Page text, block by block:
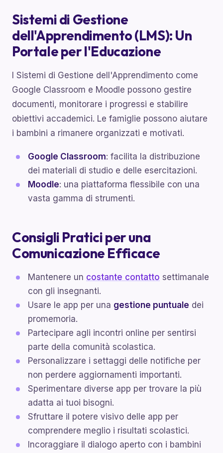
Sistemi di Gestione
dell'Apprendimento (LMS): Un
Portale per l'Educazione
I Sistemi di Gestione dell'Apprendimento come
Google Classroom e Moodle possono gestire
documenti, monitorare i progressi e stabilire
obiettivi accademici. Le famiglie possono aiutare
i bambini a rimanere organizzati e motivati.
Google Classroom: facilita la distribuzione
dei materiali di studio e delle esercitazioni.
Moodle: una piattaforma flessibile con una
vasta gamma di strumenti.
Consigli Pratici per una
Comunicazione Efficace
Mantenere un costante contatto settimanale
con gli insegnanti.
Usare le app per una gestione puntuale dei
promemoria.
Partecipare agli incontri online per sentirsi
parte della comunità scolastica.
Personalizzare i settaggi delle notifiche per
non perdere aggiornamenti importanti.
Sperimentare diverse app per trovare la più
adatta ai tuoi bisogni.
Sfruttare il potere visivo delle app per
comprendere meglio i risultati scolastici.
Incoraggiare il dialogo aperto con i bambini